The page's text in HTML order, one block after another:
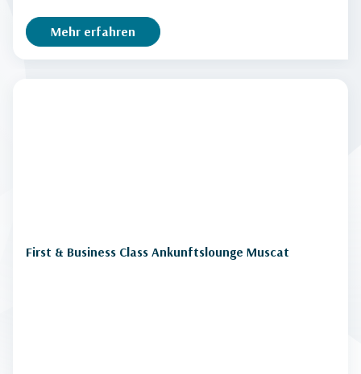
Mehr erfahren
First & Business Class Ankunftslounge Muscat